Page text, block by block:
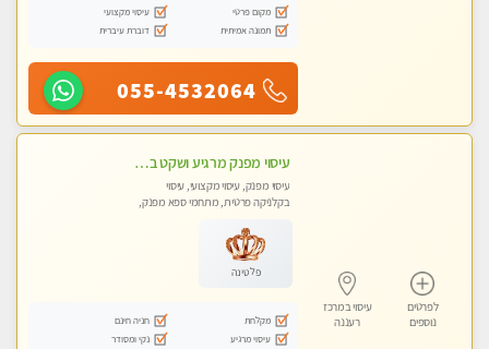
מקום פרטי
עיסוי מקצועי
תמונה אמיתית
דוברת עיברית
055-4532064
לפרטים
נוספים
עיסוי במרכז
רעננה
עיסוי מפנק מרגיע ושקט במקום מדהים עיסוי מושקע מאוד
עיסוי מפנק, עיסוי מקצועי, עיסוי
בקלניקה פרטית, מתחמי ספא מפנק,
פלטינה
מקלחת
חניה חינם
עיסוי מרגיע
נקי ומסודר